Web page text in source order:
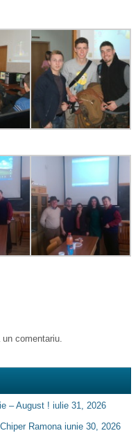
comentariu.
– August ! iulie 31, 2026
Ramona iunie 30, 2026